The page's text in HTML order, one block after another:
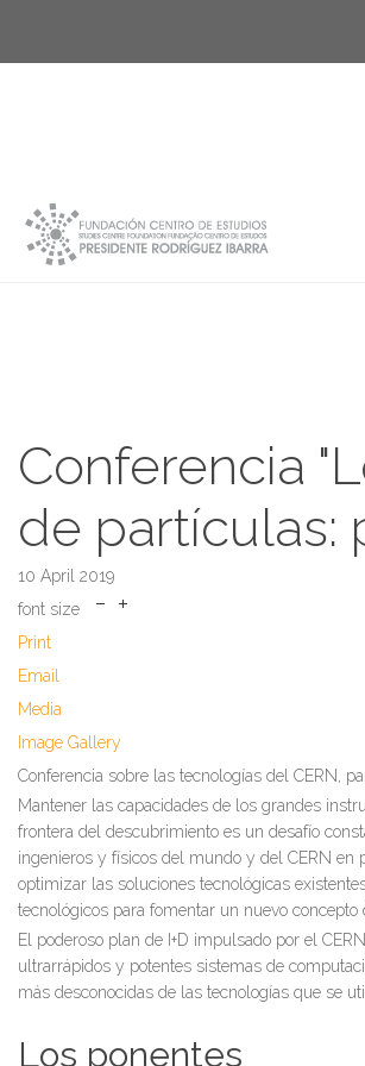
Conferencia
de partículas:
10 April 2019
font size
Print
Email
Media
Image Gallery
Conferencia sobre las tecnologías del CERN,
Mantener las capacidades de los grandes
frontera del descubrimiento es un desafío
ingenieros y físicos del mundo y del CERN en
optimizar las soluciones tecnológicas
tecnológicos para fomentar un nuevo
El poderoso plan de I+D impulsado por el
ultrarrápidos y potentes sistemas de
más desconocidas de las tecnologías que se
Los ponentes